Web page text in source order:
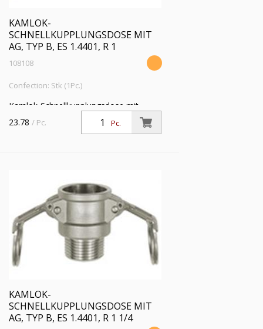
KAMLOK-
SCHNELLKUPPLUNGSDOSE MIT
AG, TYP B, ES 1.4401, R 1
108108
Confection: Stk (1Pc.)
Kamlok-Schnellkupplungsdose mit
Außengewinde, Typ B, ES 1.4401, R 1,
für Stecker-Ø 37 mm, PN max. 16 bar,
Pc.
23.78 / Pc.
KAMLOK-
SCHNELLKUPPLUNGSDOSE MIT
AG, TYP B, ES 1.4401, R 1 1/4